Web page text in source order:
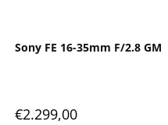
Sony FE 16-35mm F/2.8 GM
€2.299,00